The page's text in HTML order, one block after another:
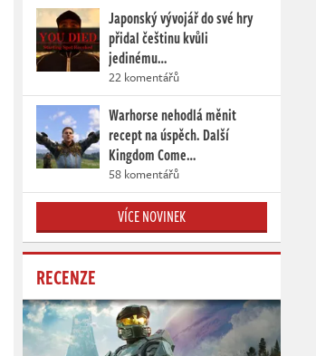
Japonský vývojář do své hry
přidal češtinu kvůli
jedinému…
22 komentářů
Warhorse nehodlá měnit
recept na úspěch. Další
Kingdom Come…
58 komentářů
VÍCE NOVINEK
RECENZE